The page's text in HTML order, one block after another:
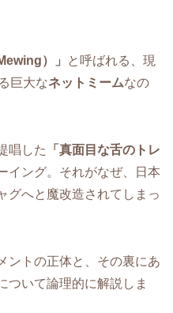
）」
と呼ばれる、現
巨大なネットミームなの
唱した
「真面目な舌のトレ
イング。それがなぜ、日本
グへと魔改造されてしまっ
ントの正体と、その裏にあ
ついて論理的に解説しま